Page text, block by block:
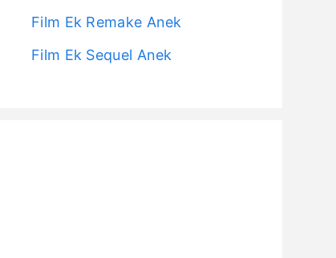
Film Ek Remake Anek
Film Ek Sequel Anek